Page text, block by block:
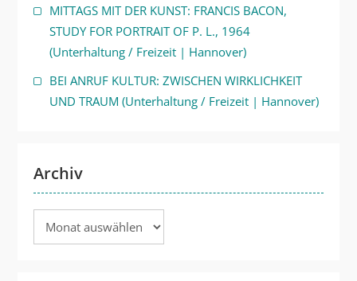
MITTAGS MIT DER KUNST: FRANCIS BACON,
STUDY FOR PORTRAIT OF P. L., 1964
(Unterhaltung / Freizeit | Hannover)
BEI ANRUF KULTUR: ZWISCHEN WIRKLICHKEIT
UND TRAUM (Unterhaltung / Freizeit | Hannover)
Archiv